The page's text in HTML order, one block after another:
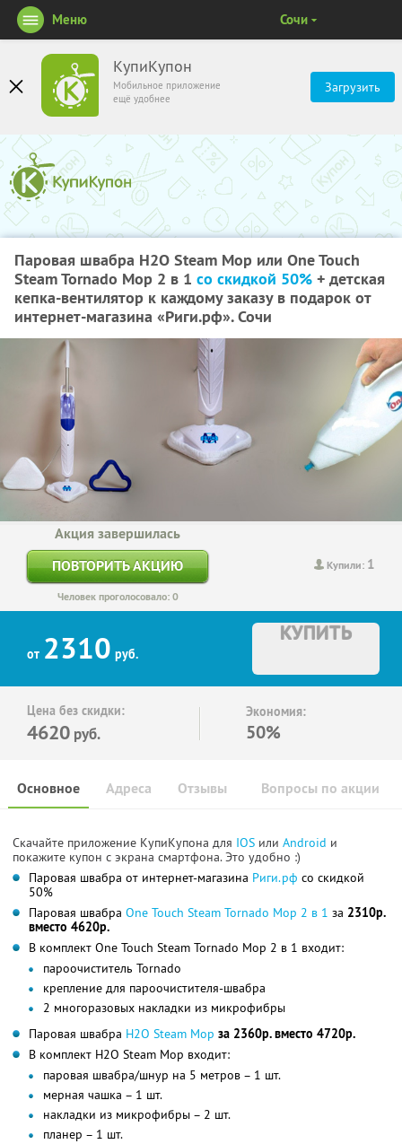
КупиКупон
Мобильное приложение
ещё удобнее
Загрузить
Меню Сочи
Паровая швабра Н2О Steam Mop или One Touch
Steam Tornado Mop 2 в 1 со скидкой 50% + детская
кепка-вентилятор к каждому заказу в подарок от
интернет-магазина «Риги.рф». Сочи
Купили: 1
Акция завершилась
ПОВТОРИТЬ АКЦИЮ
Человек проголосовало: 0
от 2310 руб.
КУПИТЬ
Цена без скидки:
4620 руб.
Экономия:
50%
Основное Отзывы Вопросы по акции
Адреса
Скачайте приложение КупиКупона для IOS или Android и
покажите купон с экрана смартфона. Это удобно :)
Паровая швабра от интернет-магазина Риги.рф со скидкой
50%
Паровая швабра One Touch Steam Tornado Mop 2 в 1 за 2310р.
вместо 4620р.
В комплект One Touch Steam Tornado Mop 2 в 1 входит:
пароочиститель Tornado
крепление для пароочистителя-швабра
2 многоразовых накладки из микрофибры
Паровая швабра Н2О Steam Mop за 2360р. вместо 4720р.
В комплект H2O Steam Mop входит:
паровая швабра/шнур на 5 метров – 1 шт.
мерная чашка – 1 шт.
накладки из микрофибры – 2 шт.
планер – 1 шт.